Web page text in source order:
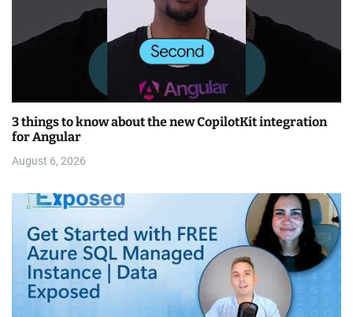
3 things to know about the new CopilotKit integration
for Angular
August 6, 2026